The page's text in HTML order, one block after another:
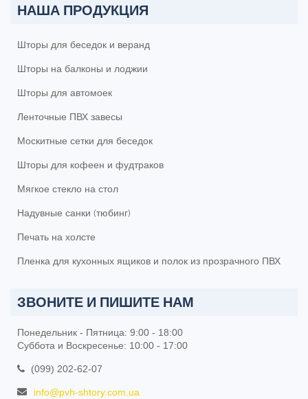
НАША ПРОДУКЦИЯ
Шторы для беседок и веранд
Шторы на балконы и лоджии
Шторы для автомоек
Ленточные ПВХ завесы
Москитные сетки для беседок
Шторы для кофеен и фудтраков
Мягкое стекло на стол
Надувные санки (тюбинг)
Печать на холсте
Пленка для кухонных ящиков и полок из прозрачного ПВХ
ЗВОНИТЕ И ПИШИТЕ НАМ
Понедельник - Пятница: 9:00 - 18:00
Суббота и Воскресенье: 10:00 - 17:00
(099) 202-62-07
info@pvh-shtory.com.ua